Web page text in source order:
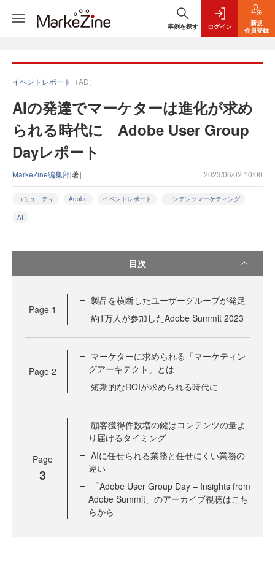
事例を探す ログイン
新規
会員登録
イベントレポート （AD）
AIの発達でマーケターは進化が求め
られる時代に Adobe User Group
Dayレポート
MarkeZine編集部[著] 2023/06/02 10:00
コミュニティ Adobe イベントレポート コンテンツマーケティング
AI
目次
Page 1
製品を横断したユーザーグループが発足
約1万人が参加したAdobe Summit 2023
Page 2
マーケターに求められる「マーケティン
グアーキテクト」とは
短期的なROIが求められる時代に
Page
3
顧客獲得件数増の鍵はコンテンツの量よ
り届けるタイミング
AIに任せられる業務と任せにくい業務の
違い
「Adobe User Group Day – Insights from
Adobe Summit」のアーカイブ視聴はこち
らから